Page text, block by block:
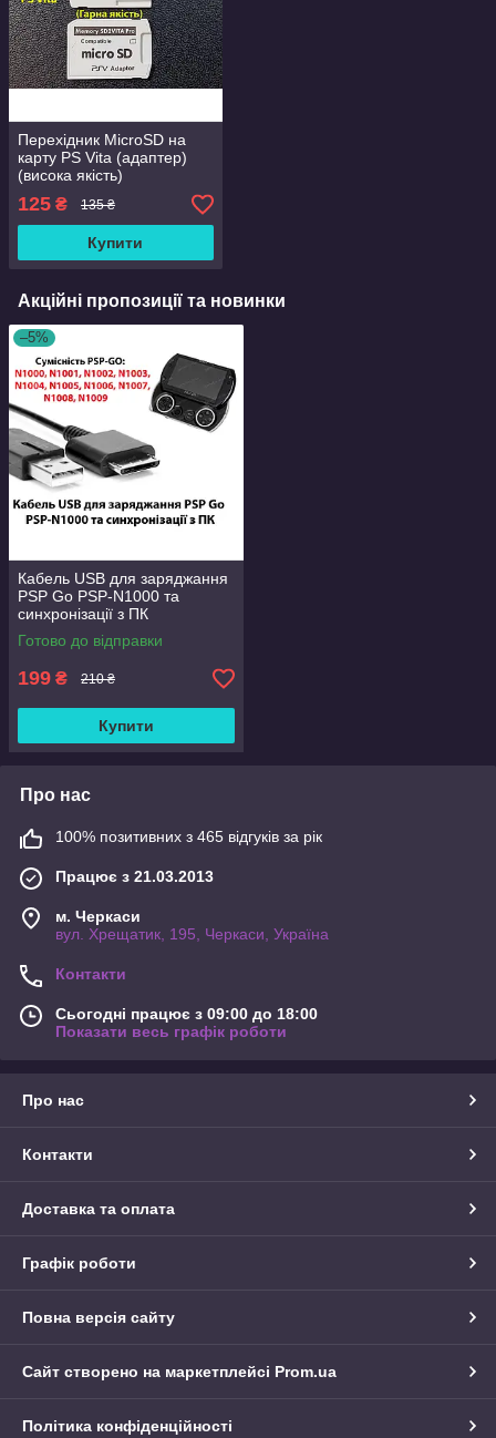
Перехідник MicroSD на
карту PS Vita (адаптер)
(висока якість)
125 ₴ 135 ₴
Купити
Акційні пропозиції та новинки
–5%
Кабель USB для заряджання
PSP Go PSP-N1000 та
синхронізації з ПК
Готово до відправки
199 ₴ 210 ₴
Купити
Про нас
100% позитивних з 465 відгуків за рік
Працює з 21.03.2013
м. Черкаси
вул. Хрещатик, 195, Черкаси, Україна
Контакти
Сьогодні працює з 09:00 до 18:00
Показати весь графік роботи
Про нас
Контакти
Доставка та оплата
Графік роботи
Повна версія сайту
Сайт створено на маркетплейсі Prom.ua
Політика конфіденційності